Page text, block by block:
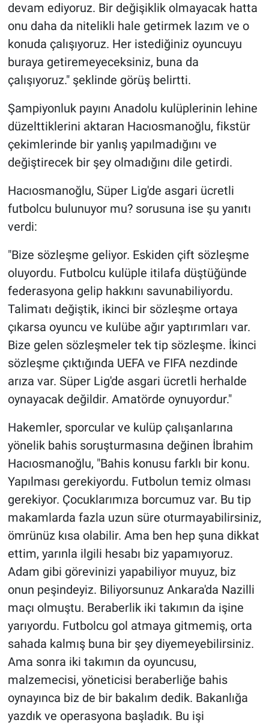
devam ediyoruz. Bir değişiklik olmayacak hatta
onu daha da nitelikli hale getirmek lazım ve o
konuda çalışıyoruz. Her istediğiniz oyuncuyu
buraya getiremeyeceksiniz, buna da
çalışıyoruz." şeklinde görüş belirtti.
Şampiyonluk payını Anadolu kulüplerinin lehine
düzelttiklerini aktaran Hacıosmanoğlu, fikstür
çekimlerinde bir yanlış yapılmadığını ve
değiştirecek bir şey olmadığını dile getirdi.
Hacıosmanoğlu, Süper Lig'de asgari ücretli
futbolcu bulunuyor mu? sorusuna ise şu yanıtı
verdi:
"Bize sözleşme geliyor. Eskiden çift sözleşme
oluyordu. Futbolcu kulüple itilafa düştüğünde
federasyona gelip hakkını savunabiliyordu.
Talimatı değiştik, ikinci bir sözleşme ortaya
çıkarsa oyuncu ve kulübe ağır yaptırımları var.
Bize gelen sözleşmeler tek tip sözleşme. İkinci
sözleşme çıktığında UEFA ve FIFA nezdinde
arıza var. Süper Lig'de asgari ücretli herhalde
oynayacak değildir. Amatörde oynuyordur."
Hakemler, sporcular ve kulüp çalışanlarına
yönelik bahis soruşturmasına değinen İbrahim
Hacıosmanoğlu, "Bahis konusu farklı bir konu.
Yapılması gerekiyordu. Futbolun temiz olması
gerekiyor. Çocuklarımıza borcumuz var. Bu tip
makamlarda fazla uzun süre oturmayabilirsiniz,
ömrünüz kısa olabilir. Ama ben hep şuna dikkat
ettim, yarınla ilgili hesabı biz yapamıyoruz.
Adam gibi görevinizi yapabiliyor muyuz, biz
onun peşindeyiz. Biliyorsunuz Ankara'da Nazilli
maçı olmuştu. Beraberlik iki takımın da işine
yarıyordu. Futbolcu gol atmaya gitmemiş, orta
sahada kalmış buna bir şey diyemeyebilirsiniz.
Ama sonra iki takımın da oyuncusu,
malzemecisi, yöneticisi beraberliğe bahis
oynayınca biz de bir bakalım dedik. Bakanlığa
yazdık ve operasyona başladık. Bu işi